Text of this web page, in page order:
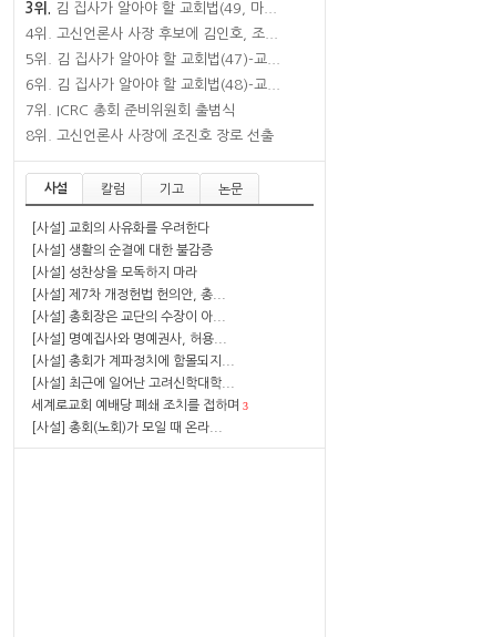
3위.
김 집사가 알아야 할 교회법(49, 마...
4위.
고신언론사 사장 후보에 김인호, 조...
5위.
김 집사가 알아야 할 교회법(47)-교...
6위.
김 집사가 알아야 할 교회법(48)-교...
7위.
ICRC 총회 준비위원회 출범식
8위.
고신언론사 사장에 조진호 장로 선출
사설 칼럼 기고 논문
[사설] 교회의 사유화를 우려한다
[사설] 생활의 순결에 대한 불감증
[사설] 성찬상을 모독하지 마라
[사설] 제7차 개정헌법 헌의안, 총...
[사설] 총회장은 교단의 수장이 아...
[사설] 명예집사와 명예권사, 허용...
[사설] 총회가 계파정치에 함몰되지...
[사설] 최근에 일어난 고려신학대학...
세계로교회 예배당 폐쇄 조치를 접하며 3
[사설] 총회(노회)가 모일 때 온라...